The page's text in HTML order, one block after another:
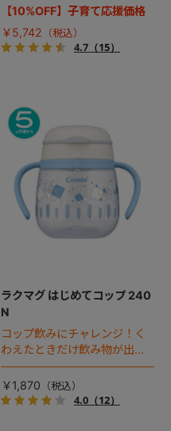
ト。
【10%OFF】子育て応援価格
￥5,742
4.7（15）
ラクマグ はじめてコップ 240
N
コップ飲みにチャレンジ！く
わえたときだけ飲み物が出
る、魔法のコップ。※新パッケ
ージ対応品
￥1,870
4.0（12）